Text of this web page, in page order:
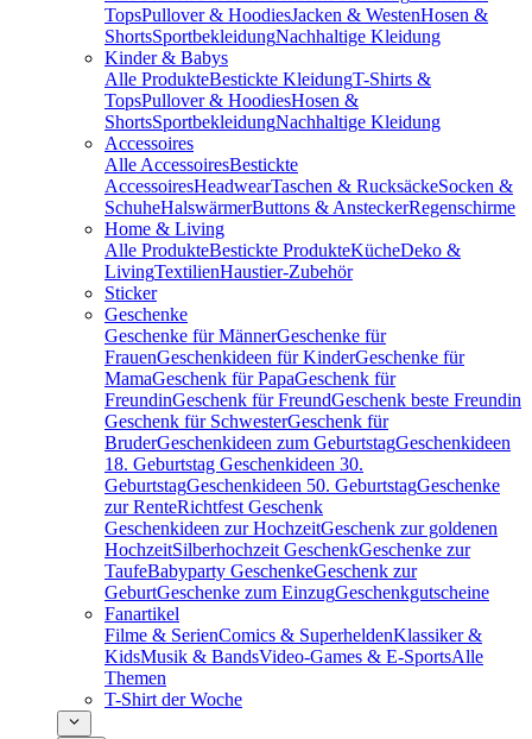
TopsPullover & HoodiesJacken & WestenHosen &
ShortsSportbekleidungNachhaltige Kleidung
Kinder & Babys
Alle ProdukteBestickte KleidungT-Shirts &
TopsPullover & HoodiesHosen &
ShortsSportbekleidungNachhaltige Kleidung
Accessoires
Alle AccessoiresBestickte
AccessoiresHeadwearTaschen & RucksäckeSocken &
SchuheHalswärmerButtons & AnsteckerRegenschirme
Home & Living
Alle ProdukteBestickte ProdukteKücheDeko &
LivingTextilienHaustier-Zubehör
Sticker
Geschenke
Geschenke für MännerGeschenke für
FrauenGeschenkideen für KinderGeschenke für
MamaGeschenk für PapaGeschenk für
FreundinGeschenk für FreundGeschenk beste Freundin
Geschenk für SchwesterGeschenk für
BruderGeschenkideen zum GeburtstagGeschenkideen
18. Geburtstag Geschenkideen 30.
GeburtstagGeschenkideen 50. GeburtstagGeschenke
zur RenteRichtfest Geschenk
Geschenkideen zur HochzeitGeschenk zur goldenen
HochzeitSilberhochzeit GeschenkGeschenke zur
TaufeBabyparty GeschenkeGeschenk zur
GeburtGeschenke zum EinzugGeschenkgutscheine
Fanartikel
Filme & SerienComics & SuperheldenKlassiker &
KidsMusik & BandsVideo-Games & E-SportsAlle
Themen
T-Shirt der Woche